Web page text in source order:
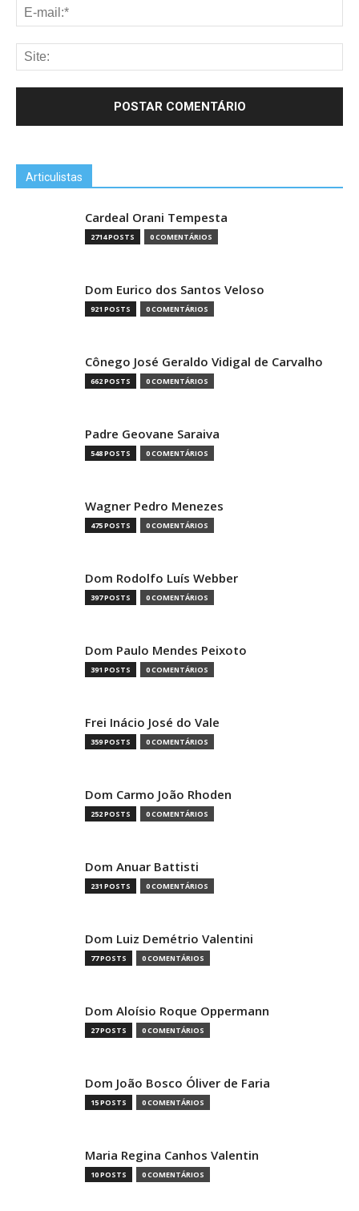
Articulistas
Cardeal Orani Tempesta
2714 POSTS 0 COMENTÁRIOS
Dom Eurico dos Santos Veloso
921 POSTS 0 COMENTÁRIOS
Cônego José Geraldo Vidigal de Carvalho
662 POSTS 0 COMENTÁRIOS
Padre Geovane Saraiva
548 POSTS 0 COMENTÁRIOS
Wagner Pedro Menezes
475 POSTS 0 COMENTÁRIOS
Dom Rodolfo Luís Webber
397 POSTS 0 COMENTÁRIOS
Dom Paulo Mendes Peixoto
391 POSTS 0 COMENTÁRIOS
Frei Inácio José do Vale
359 POSTS 0 COMENTÁRIOS
Dom Carmo João Rhoden
252 POSTS 0 COMENTÁRIOS
Dom Anuar Battisti
231 POSTS 0 COMENTÁRIOS
Dom Luiz Demétrio Valentini
77 POSTS 0 COMENTÁRIOS
Dom Aloísio Roque Oppermann
27 POSTS 0 COMENTÁRIOS
Dom João Bosco Óliver de Faria
15 POSTS 0 COMENTÁRIOS
Maria Regina Canhos Valentin
10 POSTS 0 COMENTÁRIOS